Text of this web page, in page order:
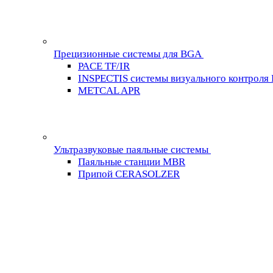
Прецизионные системы для BGA
PACE TF/IR
INSPECTIS системы визуального контроля
METCAL APR
Ультразвуковые паяльные системы
Паяльные станции MBR
Припой CERASOLZER